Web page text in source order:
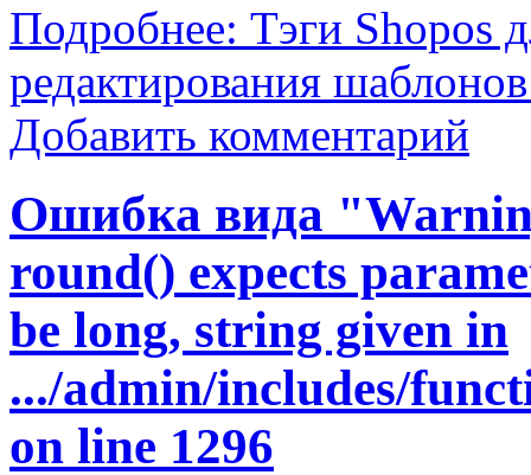
Подробнее: Тэги Shopos
редактирования
Добавить комментарий
Ошибка вида
round() expects
be long, string given in
.../admin/includes/
on line 1296